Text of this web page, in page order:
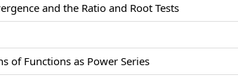
and the Ratio and Root Tests
of Functions as Power Series